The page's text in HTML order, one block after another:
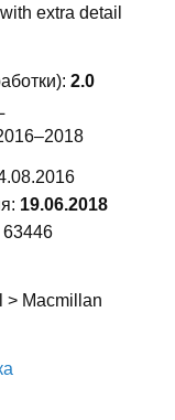
extra detail
2.0
19.06.2018
63446
> Macmillan